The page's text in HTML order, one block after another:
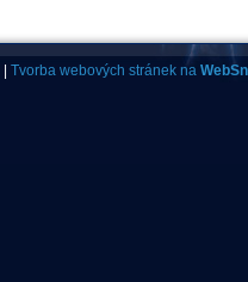
Tvorba webových stránek na